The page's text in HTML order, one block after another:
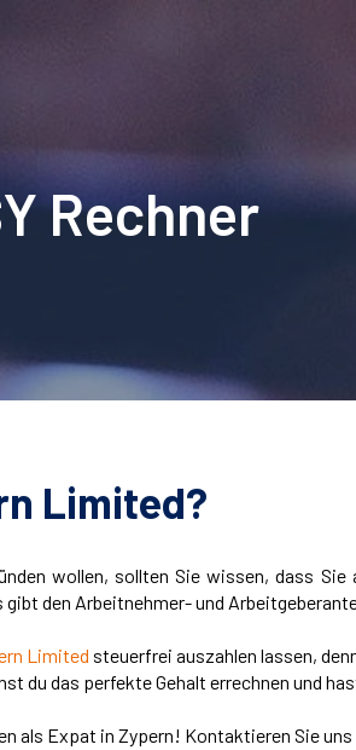
Rechner
Limited?
wollen, sollten Sie wissen, dass Sie
gibt den Arbeitnehmer- und
Limited steuerfrei auszahlen lassen,
du das perfekte Gehalt errechnen und
als Expat in Zypern! Kontaktieren Sie